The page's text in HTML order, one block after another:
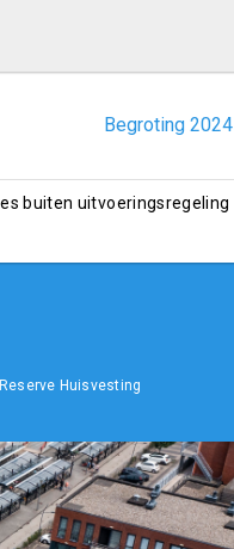
Begroting 2024
buiten uitvoeringsregeling
Reserve Huisvesting